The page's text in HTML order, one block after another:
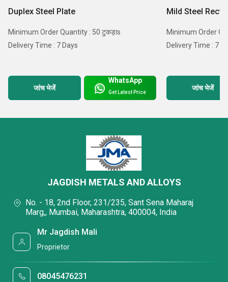
Duplex Steel Plate
Minimum Order Quantity : 50 टुकड़ाs
Delivery Time : 7 Days
जांच भेजें
WhatsApp
Get Latest Price
Mild Steel
Minimum Order
Delivery Time : 7
जांच भेजें
JAGDISH METALS AND ALLOYS
No. - 18, 2nd Floor, 231/235, Sant Sena Maharaj
Marg,, Mumbai, Maharashtra, 400004, India
Mr Jagdish Mali
Proprietor
08045476231